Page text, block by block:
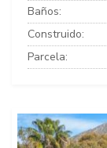
Baños:
Construido:
Parcela: